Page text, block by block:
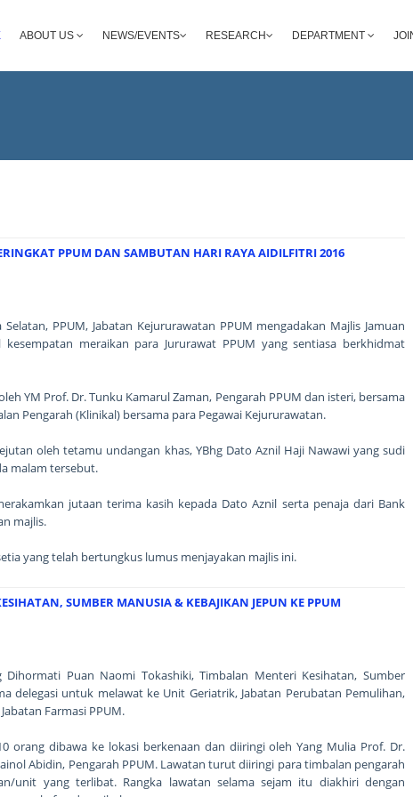
ABOUT US NEWS/EVENTS RESEARCH DEPARTMENT
PPUM DAN SAMBUTAN HARI RAYA AIDILFITRI 2016
PPUM, Jabatan Kejururawatan PPUM mengadakan Majlis Jamuan
meraikan para Jururawat PPUM yang sentiasa berkhidmat
YM Prof. Dr. Tunku Kamarul Zaman, Pengarah PPUM dan isteri, bersama
Pengarah (Klinikal) bersama para Pegawai Kejururawatan.
oleh tetamu undangan khas, YBhg Dato Aznil Haji Nawawi yang sudi
malam tersebut.
jutaan terima kasih kepada Dato Aznil serta penaja dari Bank
majlis.
yang telah bertungkus lumus menjayakan majlis ini.
SUMBER MANUSIA & KEBAJIKAN JEPUN KE PPUM
Dihormati Puan Naomi Tokashiki, Timbalan Menteri Kesihatan, Sumber
delegasi untuk melawat ke Unit Geriatrik, Jabatan Perubatan Pemulihan,
Farmasi PPUM.
orang dibawa ke lokasi berkenaan dan diiringi oleh Yang Mulia Prof. Dr.
Abidin, Pengarah PPUM. Lawatan turut diiringi para timbalan pengarah
unit yang terlibat. Rangka lawatan selama sejam itu diakhiri dengan